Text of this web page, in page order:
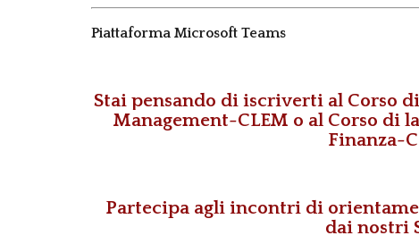
Piattaforma Microsoft Teams
Stai pensando di iscriverti al Corso
Management-CLEM o al Corso di
Finanza-
Partecipa agli incontri di
dai nostri